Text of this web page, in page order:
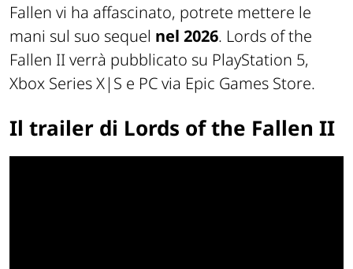
Fallen vi ha affascinato, potrete mettere le
mani sul suo sequel nel 2026. Lords of the
Fallen II verrà pubblicato su PlayStation 5,
Xbox Series X|S e PC via Epic Games Store.
Il trailer di Lords of the Fallen II